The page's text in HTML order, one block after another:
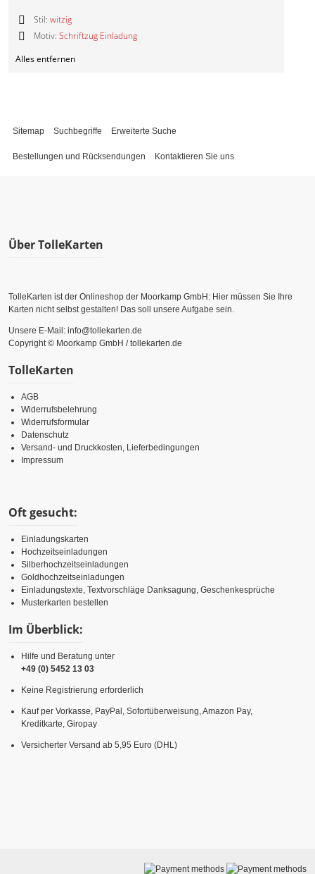
Stil: witzig
Diesen
Artikel
entfernen
Motiv: Schriftzug Einladung
Artikel
Alles entfernen
Sitemap Suchbegriffe Erweiterte Suche
Bestellungen und Rücksendungen Kontaktieren Sie uns
Über TolleKarten
TolleKarten ist der Onlineshop der Moorkamp GmbH: Hier müssen Sie Ihre
Karten nicht selbst gestalten! Das soll unsere Aufgabe sein.
Unsere E-Mail: info@tollekarten.de
Copyright © Moorkamp GmbH / tollekarten.de
TolleKarten
AGB
Widerrufsbelehrung
Widerrufsformular
Datenschutz
Versand- und Druckkosten, Lieferbedingungen
Impressum
Oft gesucht:
Einladungskarten
Hochzeitseinladungen
Silberhochzeitseinladungen
Goldhochzeitseinladungen
Einladungstexte, Textvorschläge Danksagung, Geschenkesprüche
Musterkarten bestellen
Im Überblick:
Hilfe und Beratung unter
+49 (0) 5452 13 03
Keine Registrierung erforderlich
Kauf per Vorkasse, PayPal, Sofortüberweisung, Amazon Pay,
Kreditkarte, Giropay
Versicherter Versand ab 5,95 Euro (DHL)